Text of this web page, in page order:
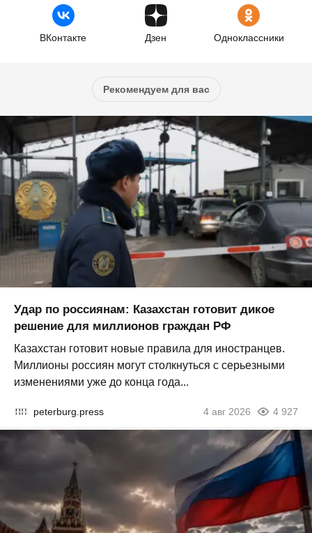
ВКонтакте Дзен Одноклассники
Рекомендуем для вас
Удар по россиянам: Казахстан готовит дикое
решение для миллионов граждан РФ
Казахстан готовит новые правила для иностранцев.
Миллионы россиян могут столкнуться с серьезными
изменениями уже до конца года...
peterburg.press 4 авг 2026 4 927